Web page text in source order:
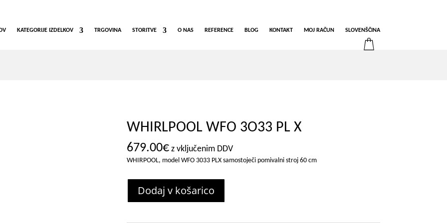
KATEGORIJE IZDELKOV TRGOVINA STORITVE O NAS REFERENCE BLOG KONTAKT MOJ RAČUN SLOVENŠČINA
WHIRLPOOL WFO 3O33 PL X
679.00€ z vključenim DDV
WHIRPOOL, model WFO 3033 PLX samostoječi pomivalni stroj 60 cm
Dodaj v košarico